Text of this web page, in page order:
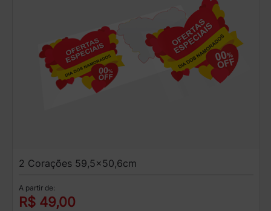
2 Corações 59,5x50,6cm
A partir de:
R$ 49,00